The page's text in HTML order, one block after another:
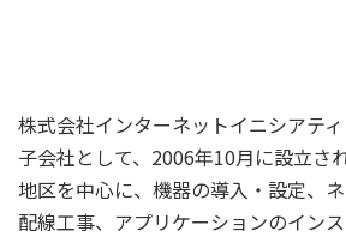
株式会社インターネットイニシアテ
子会社として、2006年10月に設立さ
地区を中心に、機器の導入・設定、
配線工事、アプリケーションのイン